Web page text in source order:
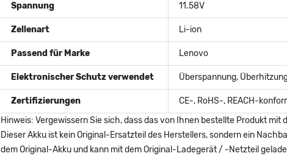
Spannung 11.58V
Zellenart Li-ion
Passend für Marke Lenovo
Elektronischer Schutz verwendet Überspannung,
Zertifizierungen
CE-, RoHS-, REACH-
Hinweis: Vergewissern Sie sich, dass das von Ihnen bestellte Produkt
Dieser Akku ist kein Original-Ersatzteil des Herstellers, sondern ein
dem Original-Akku und kann mit dem Original-Ladegerät / -Netzteil